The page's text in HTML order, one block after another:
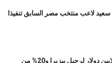
سعيد لاعب منتخب مصر السابق تنفيذا
الزمالك يطلب 6 ملايين دولار لرحيل بيزيرا و20% من